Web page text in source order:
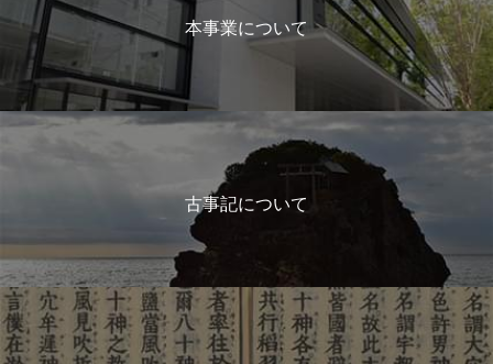
本事業について
古事記について